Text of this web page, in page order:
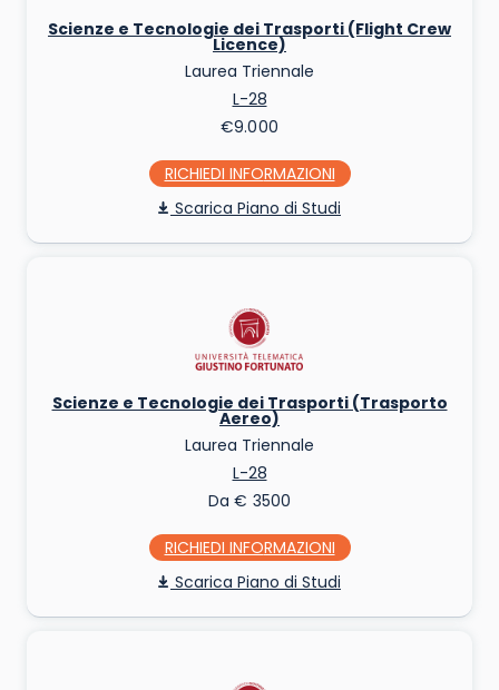
Scienze e Tecnologie dei Trasporti (Flight Crew
Licence)
Laurea Triennale
L-28
€9.000
RICHIEDI INFO
Piano di Studi
Scienze e Tecnologie dei Trasporti (Trasporto
Aereo)
Laurea Triennale
L-28
Da € 3500
RICHIEDI INFO
Piano di Studi